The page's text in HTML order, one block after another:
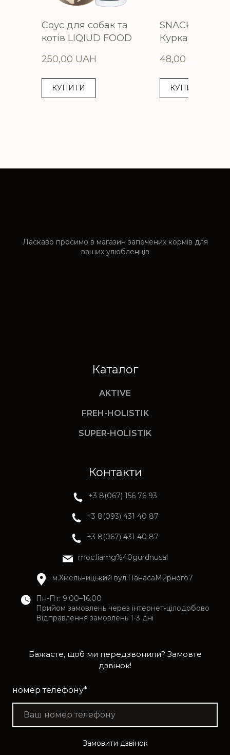
Соус для собак та
котів LIQIUD FOOD
250,00 UAH
КУПИТИ
SNACKS для
Курка
48,00 UAH
КУПИТИ
Ласкаво просимо в магазин запечених кормів для
ваших улюбленців
Каталог
AKTIVE
FREH-HOLISTIK
SUPER-HOLISTIK
Контакти
+3 8(067) 156 76 93
+3 8(093) 431 40 87
+3 8(067) 431 40 87
moc.liamg%40gurdnusal
м.Хмельницький вул.ПанасаМирного7
Пн-Пт: 9:00–16:00
Прийом замовлень через інтернет-цілодобово
Відправлення замовлень 1-3 дні
Бажаєте, щоб ми передзвонили? Замовте
дзвінок!
номер телефону*
Замовити дзвінок